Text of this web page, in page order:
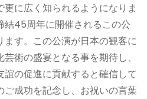
に広く知られるようになりま
結45周年に開催されるこの公
す。この公演が日本の観客に
術の盛宴となる事を期待し、
の促進に貢献すると確信して
ご成功を記念し、お祝いの言葉